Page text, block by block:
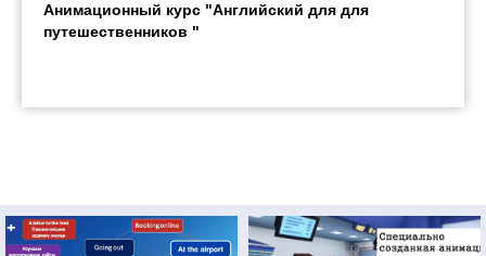
Анимационный курс "Английский для для
путешественников "